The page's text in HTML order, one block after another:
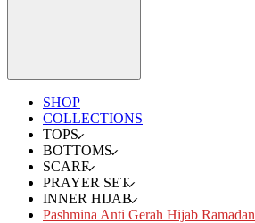
SHOP
COLLECTIONS
TOPS
BOTTOMS
SCARF
PRAYER SET
INNER HIJAB
Pashmina Anti Gerah Hijab Ramadan